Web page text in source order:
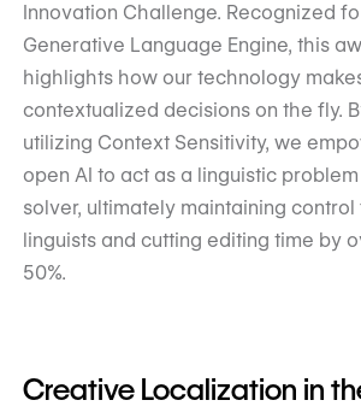
Innovation Challenge. Recognized
Generative Language Engine, this
highlights how our technology
contextualized decisions on the fly.
utilizing Context Sensitivity, we
open AI to act as a linguistic problem
solver, ultimately maintaining control
linguists and cutting editing time by
50%.
Creative Localization in